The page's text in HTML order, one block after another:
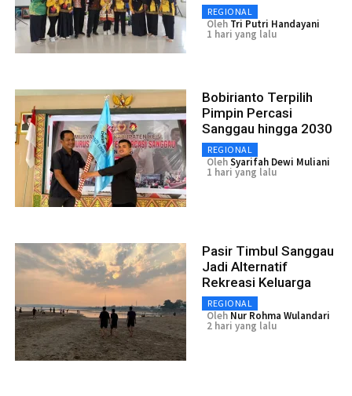
REGIONAL
Oleh Tri Putri Handayani
1 hari yang lalu
Bobirianto Terpilih
Pimpin Percasi
Sanggau hingga 2030
REGIONAL
OlehSyarifah Dewi Muliani
1 hari yang lalu
Pasir Timbul Sanggau
Jadi Alternatif
Rekreasi Keluarga
REGIONAL
Oleh Nur Rohma Wulandari
2 hari yang lalu